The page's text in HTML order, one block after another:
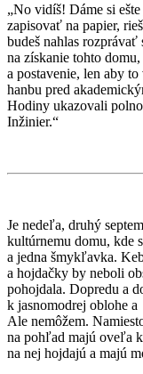
„No vidíš! Dáme si
zapisovať na papier,
budeš nahlas
na získanie tohto
a postavenie, len aby
hanbu pred
Hodiny ukazovali
Inžinier.“
Je nedeľa, druhý
kultúrnemu domu, kde
a jedna šmykľavka.
a hojdačky by neboli
pohojdala. Dopredu a
k jasnomodrej oblohe
Ale nemôžem.
na pohľad majú oveľa
na nej hojdajú a majú